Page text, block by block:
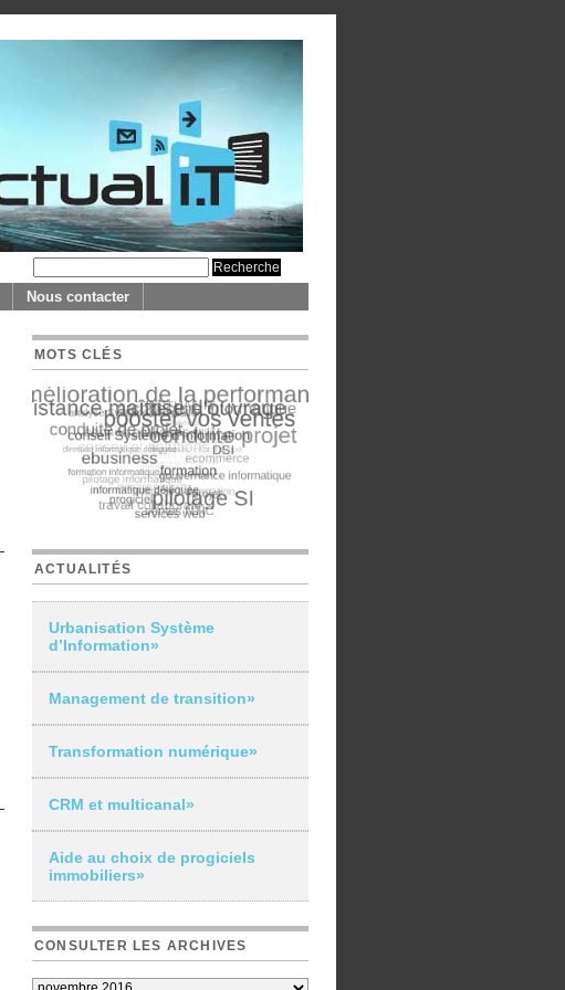
Nous contacter
MOTS CLÉS
ACTUALITÉS
Urbanisation Système
d’Information»
Management de transition»
Transformation numérique»
CRM et multicanal»
Aide au choix de progiciels
immobiliers»
CONSULTER LES ARCHIVES